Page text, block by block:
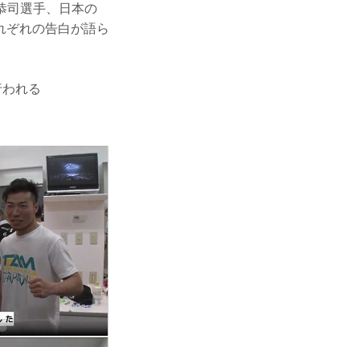
司選手、日本の
ぞれの告白が語ら
れる